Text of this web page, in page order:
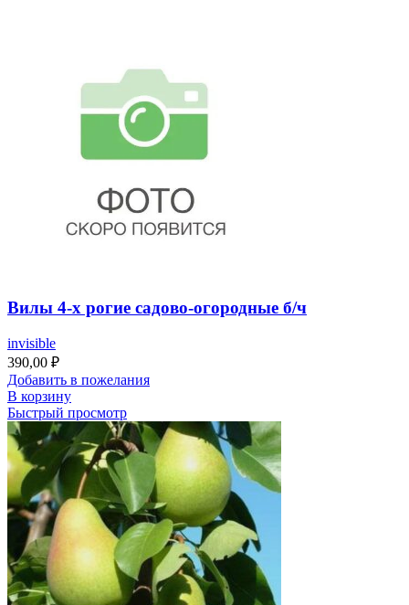
Вилы 4-х рогие садово-огородные б/ч
invisible
390,00 ₽
Добавить в пожелания
В корзину
Быстрый просмотр